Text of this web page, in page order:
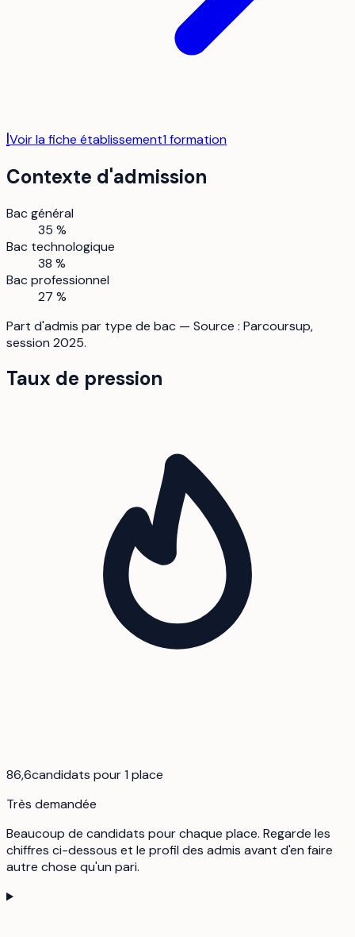
IVoir la fiche établissement1formation
Contexte d'admission
Bac général
35 %
Bac technologique
38 %
Bac professionnel
27 %
Part d'admis par type de bac — Source : Parcoursup,
session 2025.
Taux de pression
86,6candidats pour 1 place
Très demandée
Beaucoup de candidats pour chaque place. Regarde les
chiffres ci-dessous et le profil des admis avant d'en faire
autre chose qu'un pari.